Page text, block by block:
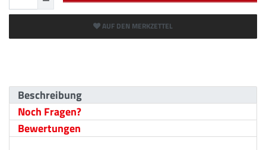
AUF DEN MERKZETTEL
Beschreibung
Noch Fragen?
Bewertungen